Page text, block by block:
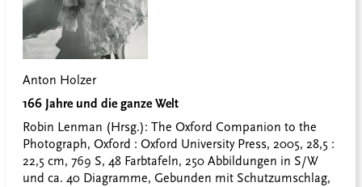
Anton Holzer
166 Jahre und die ganze Welt
Robin Lenman (Hrsg.): The Oxford Companion to the
Photograph, Oxford : Oxford University Press, 2005, 28,5 :
22,5 cm, 769 S, 48 Farbtafeln, 250 Abbildungen in S/W
und ca. 40 Diagramme, Gebunden mit Schutzumschlag,